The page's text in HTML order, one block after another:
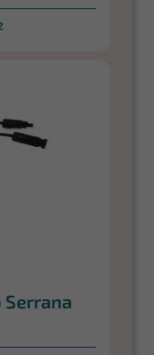
Serrana